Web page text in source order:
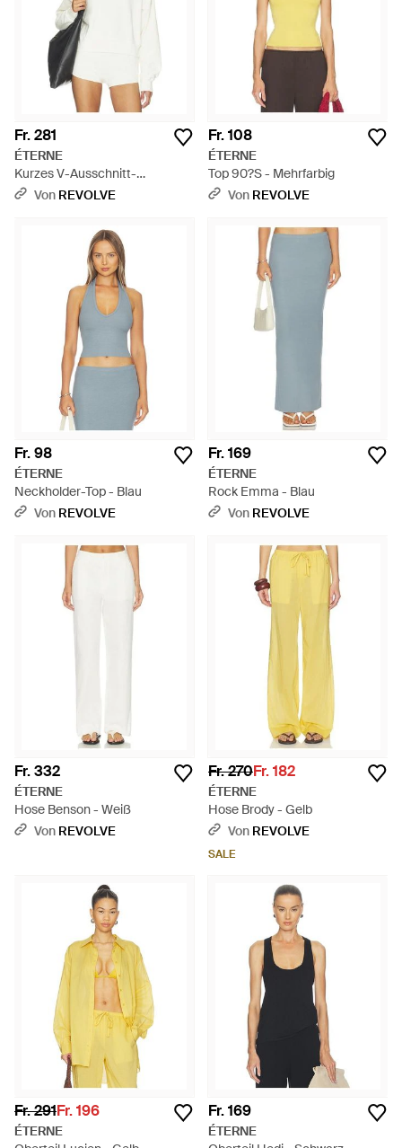
Fr. 281
ÉTERNE
Kurzes V-Ausschnitt-
Sweatshirt - Weiß
Von REVOLVE
Fr. 108
ÉTERNE
Top 90?S - Mehrfarbig
Von REVOLVE
Fr. 98
ÉTERNE
Neckholder-Top - Blau
Von REVOLVE
Fr. 169
ÉTERNE
Rock Emma - Blau
Von REVOLVE
Fr. 332
ÉTERNE
Hose Benson - Weiß
Von REVOLVE
Fr. 270Fr. 182
ÉTERNE
Hose Brody - Gelb
Von REVOLVE
SALE
Fr. 291Fr. 196
ÉTERNE
Fr. 169
ÉTERNE